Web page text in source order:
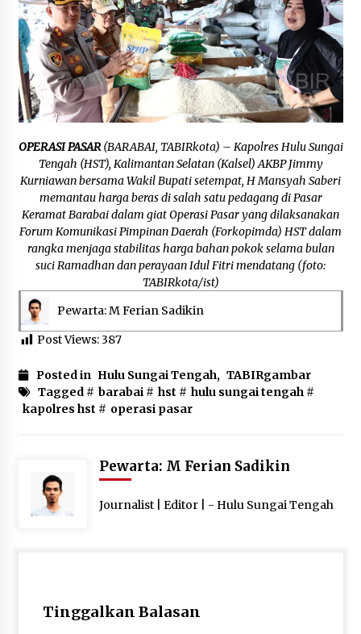
Agustus 6, 2026
Cetak SDM Berkualitas, Bupati Balangan
Salurkan Bantuan Pendidikan kepada 2.751
Santri
Agustus 6, 2026
Balangan Boyong Trofi Juara Pertama Lomba
B2SA Kalsel
Agustus 6, 2026
Tingkatkan SDM Lokal, BIS Group Luncurkan
Program Pelatihan Operator Alat Berat GTO
Agustus 6, 2026
HUT ke-51, Indocement Perkuat Inovasi dan
Keberlanjutan Masa Depan Lebih Hijau
Agustus 6, 2026
Agustus 5, 2026
Agustus 5, 2026
Hadiri Forum Komunikasi dan Kemitraan BPJS,
Sekda Tapin Komitmen Tingkatkan Layanan
Agustus 4, 2026
OPERASI PASAR(BARABAI, TABIRkota) – Kapolres Hulu Sungai
Tengah (HST), Kalimantan Selatan (Kalsel) AKBP Jimmy
Kurniawan bersama Wakil Bupati setempat, H Mansyah Saberi
memantau harga beras di salah satu pedagang di Pasar
Keramat Barabai dalam giat Operasi Pasar yang dilaksanakan
Forum Komunikasi Pimpinan Daerah (Forkopimda) HST dalam
rangka menjaga stabilitas harga bahan pokok selama bulan
suci Ramadhan dan perayaan Idul Fitri mendatang (foto:
TABIRkota/ist)
Pewarta: M Ferian Sadikin
Post Views:387
Posted in Hulu Sungai Tengah, TABIRgambar
Tagged # barabai# hst # hulu sungai tengah #
kapolres hst # operasi pasar
Pewarta: M Ferian Sadikin
Journalist | Editor | - Hulu Sungai Tengah
Tinggalkan Balasan